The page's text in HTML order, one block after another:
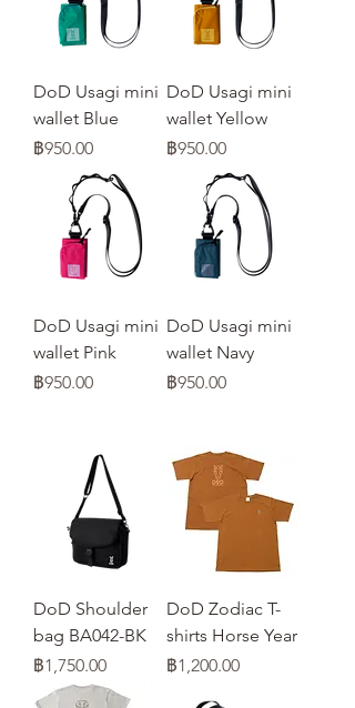
DoD Usagi mini
wallet Blue
ราคา
฿950.00
DoD Usagi mini
wallet Yellow
ราคา
฿950.00
DoD Usagi mini
wallet Pink
ราคา
฿950.00
DoD Usagi mini
wallet Navy
ราคา
฿950.00
DoD Shoulder
bag BA042-BK
ราคา
฿1,750.00
DoD Zodiac T-
shirts Horse Year
ราคา
฿1,200.00